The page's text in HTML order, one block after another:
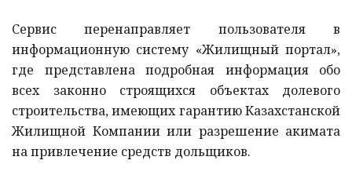
Сервис перенаправляет пользователя в
информационную систему «Жилищный портал»,
где представлена подробная информация обо
всех законно строящихся объектах долевого
строительства, имеющих гарантию Казахстанской
Жилищной Компании или разрешение акимата
на привлечение средств дольщиков.